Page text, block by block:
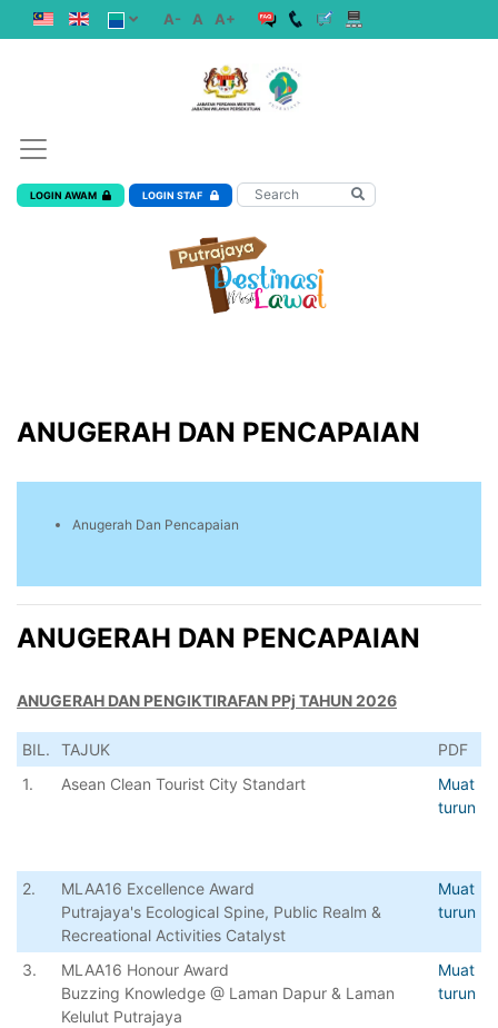
A- A A+
LOGIN AWAM LOGIN STAF
ANUGERAH DAN PENCAPAIAN
Anugerah Dan Pencapaian
ANUGERAH DAN PENCAPAIAN
ANUGERAH DAN PENGIKTIRAFAN PPj TAHUN 2026
BIL. TAJUK
PDF
1.
Asean Clean Tourist City Standart
Muat
turun
2.
MLAA16 Excellence Award
Putrajaya's Ecological Spine, Public Realm &
Recreational Activities Catalyst
Muat
turun
3.
MLAA16 Honour Award
Buzzing Knowledge @ Laman Dapur & Laman
Kelulut Putrajaya
Muat
turun